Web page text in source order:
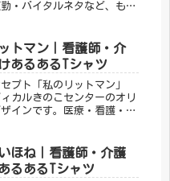
・バイタルネタなど、もら
ます。
トマン｜看護師・介
あるあるTシャツ
プト「私のリットマン」
カルきのこセンターのオリ
インです。医療・看護・介
、プレゼントにもぴったり
ディカルきのこセンター」
ほね｜看護師・介護
るあるTシャツ